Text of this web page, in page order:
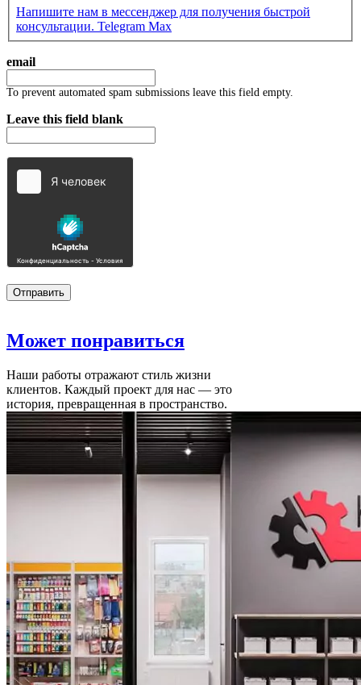
Напишите нам в мессенджер для получения быстрой
консультации. Telegram Max
email
To prevent automated spam submissions leave this field empty.
Leave this field blank
Может понравиться
Наши работы отражают стиль жизни
клиентов. Каждый проект для нас — это
история, превращенная в пространство.